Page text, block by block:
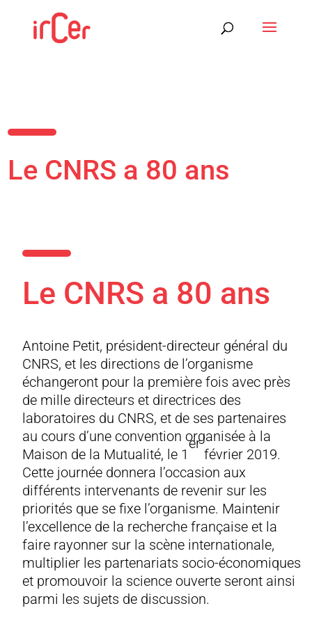
Le CNRS a 80 ans
Le CNRS a 80 ans
Antoine Petit, président-directeur général du
CNRS, et les directions de l’organisme
échangeront pour la première fois avec près
de mille directeurs et directrices des
laboratoires du CNRS, et de ses partenaires
au cours d’une convention organisée à la
Maison de la Mutualité, le 1
er
février 2019.
Cette journée donnera l’occasion aux
différents intervenants de revenir sur les
priorités que se fixe l’organisme. Maintenir
l’excellence de la recherche française et la
faire rayonner sur la scène internationale,
multiplier les partenariats socio-économiques
et promouvoir la science ouverte seront ainsi
parmi les sujets de discussion.